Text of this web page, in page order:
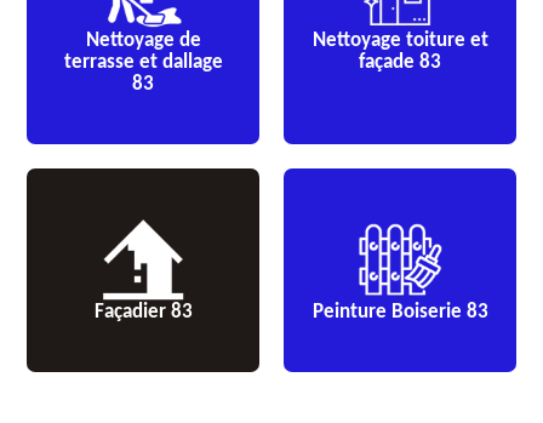
Nettoyage de
terrasse et dallage
83
Nettoyage toiture et
façade 83
Façadier 83 Peinture Boiserie 83